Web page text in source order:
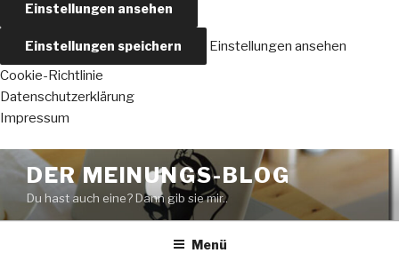
Einstellungen ansehen
Einstellungen speichern
Einstellungen ansehen
Cookie-Richtlinie
Datenschutzerklärung
Impressum
Zum
Inhalt
springen
DER MEINUNGS-BLOG
Du hast auch eine? Dann gib sie mir..
Menü